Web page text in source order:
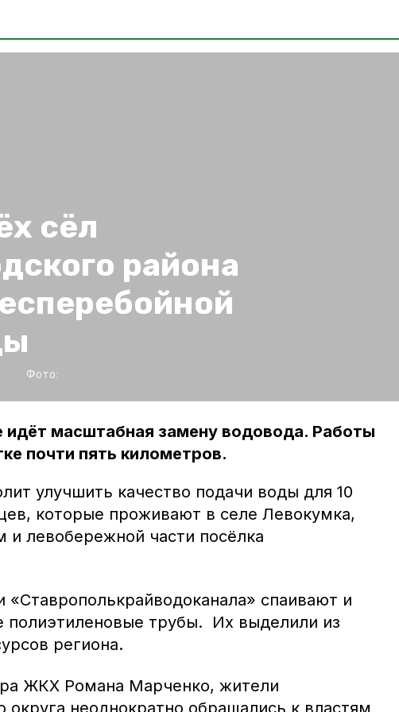
сёл
района
Фото:
идёт масштабная замену водовода. Работы
почти пять километров.
улучшить качество подачи воды для 10
которые проживают в селе Левокумка,
и левобережной части посёлка
«Ставрополькрайводоканала» спаивают и
полиэтиленовые трубы. Их выделили из
региона.
ЖКХ Романа Марченко, жители
округа неоднократно обращались к властям